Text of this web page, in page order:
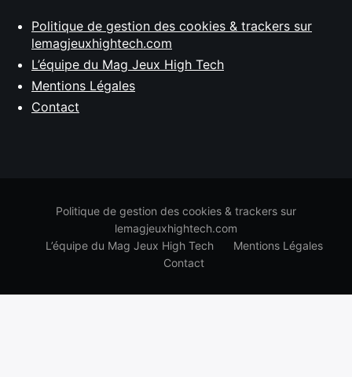
Politique de gestion des cookies & trackers sur
lemagjeuxhightech.com
L’équipe du Mag Jeux High Tech
Mentions Légales
Contact
Politique de gestion des cookies & trackers sur
lemagjeuxhightech.com
L’équipe du Mag Jeux High Tech
Mentions Légales
Contact